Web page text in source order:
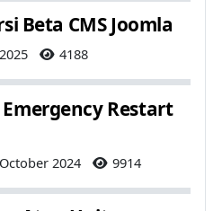
Beta CMS Joomla
4188
Restart
October 2024 9914